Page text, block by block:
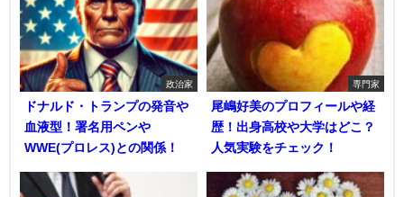
政治家
ドナルド・トランプの発音や
血液型！署名用ペンや
WWE(プロレス)との関係！
専門家
尾嶋好美のプロフィールや経
歴！出身高校や大学はどこ？
人気実験をチェック！